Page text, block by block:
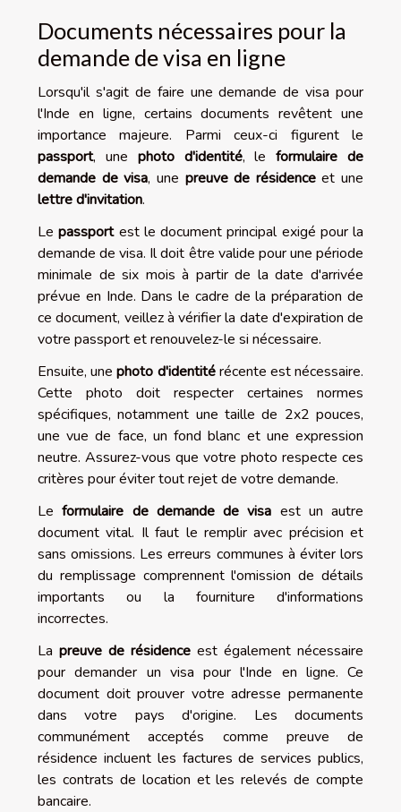
Documents nécessaires pour la
demande de visa en ligne
Lorsqu'il s'agit de faire une demande de visa pour
l'Inde en ligne, certains documents revêtent une
importance majeure. Parmi ceux-ci figurent le
passport, une photo d'identité, leformulaire de
demande de visa, une preuve de résidenceet une
lettre d'invitation.
Lepassportest le document principal exigé pour la
demande de visa. Il doit être valide pour une période
minimale de six mois à partir de la date d'arrivée
prévue en Inde. Dans le cadre de la préparation de
ce document, veillez à vérifier la date d'expiration de
votre passport et renouvelez-le si nécessaire.
Ensuite, unephoto d'identitérécente est nécessaire.
Cette photo doit respecter certaines normes
spécifiques, notamment une taille de 2x2 pouces,
une vue de face, un fond blanc et une expression
neutre. Assurez-vous que votre photo respecte ces
critères pour éviter tout rejet de votre demande.
Leformulaire de demande de visa est un autre
document vital. Il faut le remplir avec précision et
sans omissions. Les erreurs communes à éviter lors
du remplissage comprennent l'omission de détails
importants ou la fourniture d'informations
incorrectes.
La preuve de résidence est également nécessaire
pour demander un visa pour l'Inde en ligne. Ce
document doit prouver votre adresse permanente
dans votre pays d'origine. Les documents
communément acceptés comme preuve de
résidence incluent les factures de services publics,
les contrats de location et les relevés de compte
bancaire.